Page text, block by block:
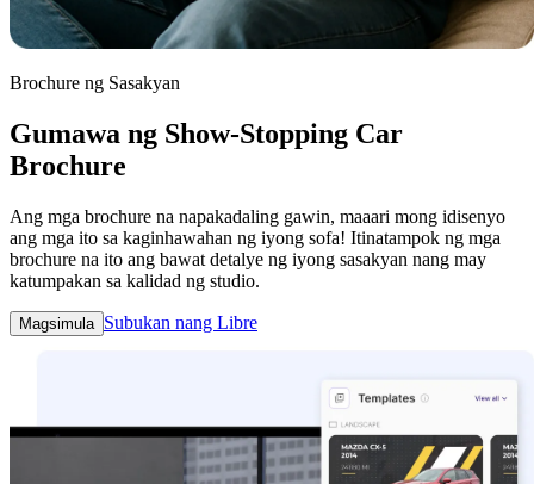
Brochure ng Sasakyan
Gumawa ng Show-Stopping Car
Brochure
Ang mga brochure na napakadaling gawin, maaari mong idisenyo
ang mga ito sa kaginhawahan ng iyong sofa! Itinatampok ng mga
brochure na ito ang bawat detalye ng iyong sasakyan nang may
katumpakan sa kalidad ng studio.
Magsimula Subukan nang Libre